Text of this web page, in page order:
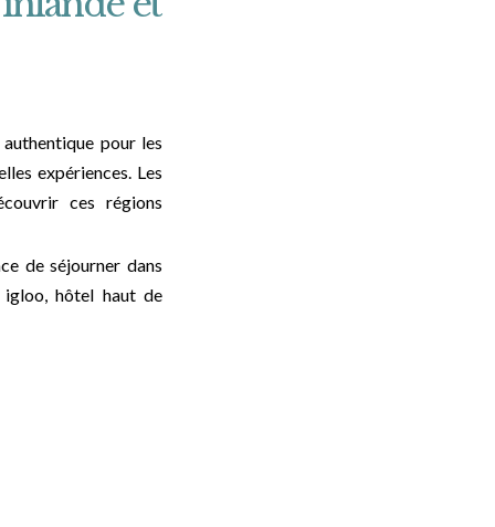
pour les
expériences. Les
ces régions
de séjourner dans
igloo, hôtel haut de